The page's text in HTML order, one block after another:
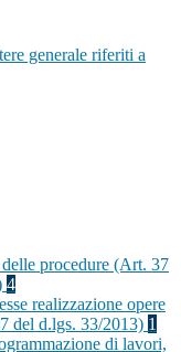
generale riferiti a
procedure (Art. 37
4
realizzazione opere
del d.lgs. 33/2013) 1
di lavori,